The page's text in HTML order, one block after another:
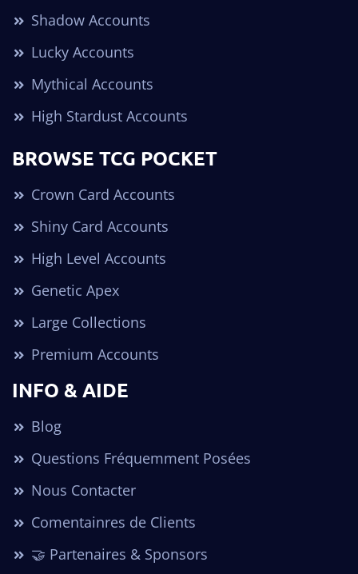
Shadow Accounts
Lucky Accounts
Mythical Accounts
High Stardust Accounts
BROWSE TCG POCKET
Crown Card Accounts
Shiny Card Accounts
High Level Accounts
Genetic Apex
Large Collections
Premium Accounts
INFO & AIDE
Blog
Questions Fréquemment Posées
Nous Contacter
Comentainres de Clients
🤝 Partenaires & Sponsors